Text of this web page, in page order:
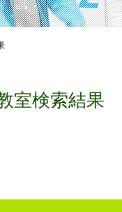
室検索結果